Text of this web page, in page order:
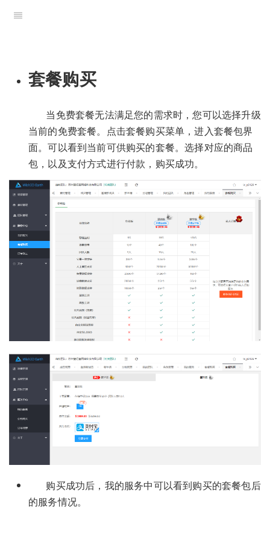
套餐购买
当免费套餐无法满足您的需求时，您可以选择升级
当前的免费套餐。点击套餐购买菜单，进入套餐包界
面。可以看到当前可供购买的套餐。选择对应的商品
包，以及支付方式进行付款，购买成功。
购买成功后，我的服务中可以看到购买的套餐包后
的服务情况。